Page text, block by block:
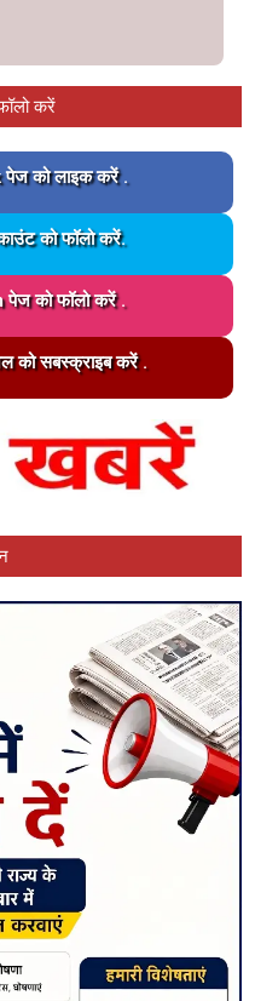
करें
को लाइक करें .
को फॉलो करें.
पेज को फॉलो करें .
को सबस्क्राइब करें .